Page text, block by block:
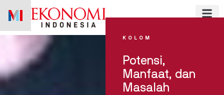
KOLOM
Potensi,
Manfaat, dan
Masalah